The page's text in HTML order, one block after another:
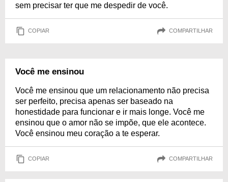
sem precisar ter que me despedir de você.
COPIAR COMPARTILHAR
Você me ensinou
Você me ensinou que um relacionamento não precisa
ser perfeito, precisa apenas ser baseado na
honestidade para funcionar e ir mais longe. Você me
ensinou que o amor não se impõe, que ele acontece.
Você ensinou meu coração a te esperar.
COPIAR COMPARTILHAR